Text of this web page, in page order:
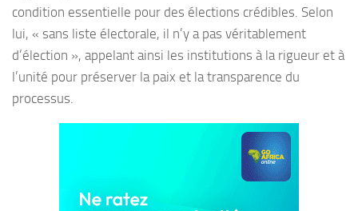
condition essentielle pour des élections crédibles. Selon
lui, « sans liste électorale, il n’y a pas véritablement
d’élection », appelant ainsi les institutions à la rigueur et à
l’unité pour préserver la paix et la transparence du
processus.